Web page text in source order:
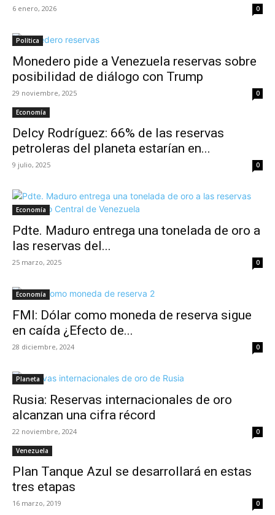
6 enero, 2026 0
Política
Monedero pide a Venezuela reservas sobre
posibilidad de diálogo con Trump
29 noviembre, 2025 0
Economía
Delcy Rodríguez: 66% de las reservas
petroleras del planeta estarían en...
9 julio, 2025 0
Economía
Pdte. Maduro entrega una tonelada de oro a
las reservas del...
25 marzo, 2025 0
Economía
FMI: Dólar como moneda de reserva sigue
en caída ¿Efecto de...
28 diciembre, 2024 0
Planeta
Rusia: Reservas internacionales de oro
alcanzan una cifra récord
22 noviembre, 2024 0
Venezuela
Plan Tanque Azul se desarrollará en estas
tres etapas
16 marzo, 2019 0